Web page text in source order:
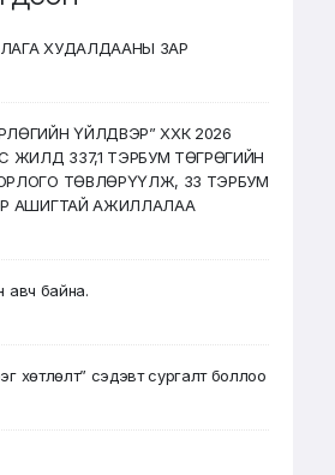
ХУДАЛДААНЫ ЗАР
ҮЙЛДВЭР” ХХК 2026
ЖИЛД 337,1 ТЭРБУМ ТӨГРӨГИЙН
ТӨВЛӨРҮҮЛЖ, 33 ТЭРБУМ
АШИГТАЙ АЖИЛЛАЛАА
авч байна.
хөтлөлт” сэдэвт сургалт боллоо